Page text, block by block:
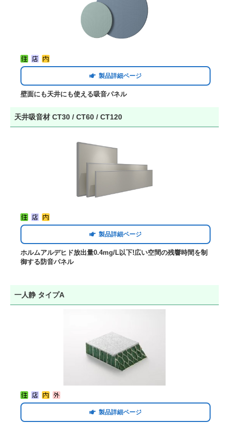
製品詳細ページ
壁面にも天井にも使える吸音パネル
天井吸音材 CT30 / CT60 / CT120
製品詳細ページ
ホルムアルデヒド放出量0.4mg/L以下!広い空間の残響時間を制
御する防音パネル
一人静 タイプA
製品詳細ページ